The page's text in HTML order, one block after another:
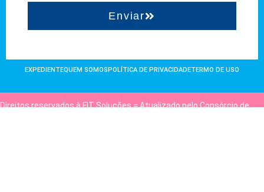
Enviar
EXPEDIENTEQUEM SOMOS POLÍTICA DE PRIVACIDADETERMO DE USO
Direitos reservados à FIT Soluções = Atualizado pelo Consórcio de